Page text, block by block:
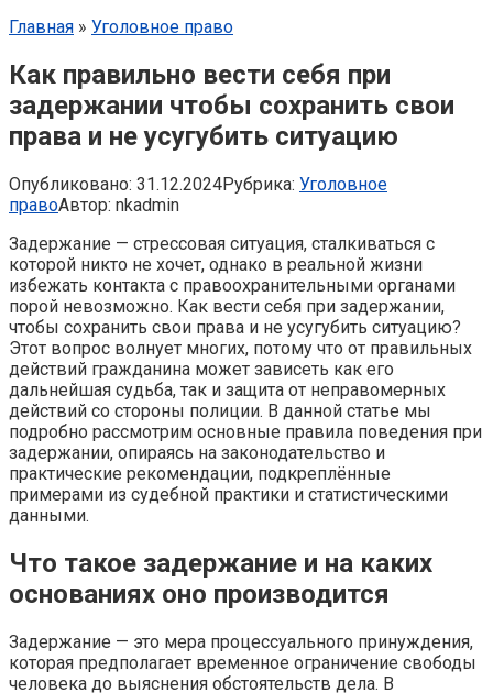
Главная » Уголовное право
Как правильно вести себя при
задержании чтобы сохранить свои
права и не усугубить ситуацию
Опубликовано: 31.12.2024Рубрика: Уголовное
правоАвтор: nkadmin
Задержание — стрессовая ситуация, сталкиваться с
которой никто не хочет, однако в реальной жизни
избежать контакта с правоохранительными органами
порой невозможно. Как вести себя при задержании,
чтобы сохранить свои права и не усугубить ситуацию?
Этот вопрос волнует многих, потому что от правильных
действий гражданина может зависеть как его
дальнейшая судьба, так и защита от неправомерных
действий со стороны полиции. В данной статье мы
подробно рассмотрим основные правила поведения при
задержании, опираясь на законодательство и
практические рекомендации, подкреплённые
примерами из судебной практики и статистическими
данными.
Что такое задержание и на каких
основаниях оно производится
Задержание — это мера процессуального принуждения,
которая предполагает временное ограничение свободы
человека до выяснения обстоятельств дела. В